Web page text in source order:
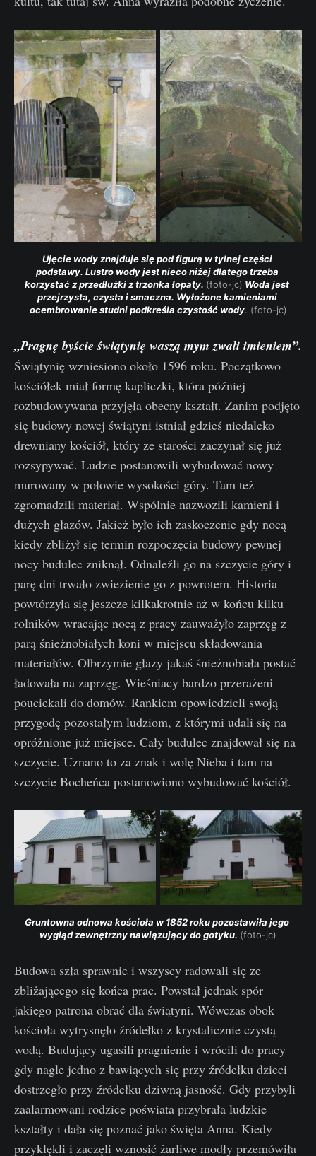
Ujęcie wody znajduje się pod figurą w tylnej części
podstawy. Lustro wody jest nieco niżej dlatego trzeba
korzystać z przedłużki z trzonka łopaty. (foto-jc) Woda jest
przejrzysta, czysta i smaczna. Wyłożone kamieniami
ocembrowanie studni podkreśla czystość wody. (foto-jc)
„Pragnę byście świątynię waszą mym zwali imieniem”.
Świątynię wzniesiono około 1596 roku. Początkowo
kościółek miał formę kapliczki, która później
rozbudowywana przyjęła obecny kształt. Zanim podjęto
się budowy nowej świątyni istniał gdzieś niedaleko
drewniany kościół, który ze starości zaczynał się już
rozsypywać. Ludzie postanowili wybudować nowy
murowany w połowie wysokości góry. Tam też
zgromadzili materiał. Wspólnie nazwozili kamieni i
dużych głazów. Jakież było ich zaskoczenie gdy nocą
kiedy zbliżył się termin rozpoczęcia budowy pewnej
nocy budulec zniknął. Odnaleźli go na szczycie góry i
parę dni trwało zwiezienie go z powrotem. Historia
powtórzyła się jeszcze kilkakrotnie aż w końcu kilku
rolników wracając nocą z pracy zauważyło zaprzęg z
parą śnieżnobiałych koni w miejscu składowania
materiałów. Olbrzymie głazy jakaś śnieżnobiała postać
ładowała na zaprzęg. Wieśniacy bardzo przerażeni
pouciekali do domów. Rankiem opowiedzieli swoją
przygodę pozostałym ludziom, z którymi udali się na
opróżnione już miejsce. Cały budulec znajdował się na
szczycie. Uznano to za znak i wolę Nieba i tam na
szczycie Bocheńca postanowiono wybudować kościół.
Gruntowna odnowa kościoła w 1852 roku pozostawiła jego
wygląd zewnętrzny nawiązujący do gotyku. (foto-jc)
Budowa szła sprawnie i wszyscy radowali się ze
zbliżającego się końca prac. Powstał jednak spór
jakiego patrona obrać dla świątyni. Wówczas obok
kościoła wytrysnęło źródełko z krystalicznie czystą
wodą. Budujący ugasili pragnienie i wrócili do pracy
gdy nagle jedno z bawiących się przy źródełku dzieci
dostrzegło przy źródełku dziwną jasność. Gdy przybyli
zaalarmowani rodzice poświata przybrała ludzkie
kształty i dała się poznać jako święta Anna. Kiedy
przyklękli i zaczęli wznosić żarliwe modły przemówiła